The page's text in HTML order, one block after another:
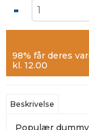
-
98% får deres
kl. 12.00
Beskrivelse
Populær